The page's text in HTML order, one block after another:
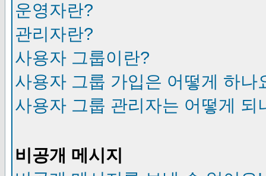
운영자란?
관리자란?
사용자 그룹이란?
사용자 그룹 가입은 어떻게 하나
사용자 그룹 관리자는 어떻게 되
비공개 메시지